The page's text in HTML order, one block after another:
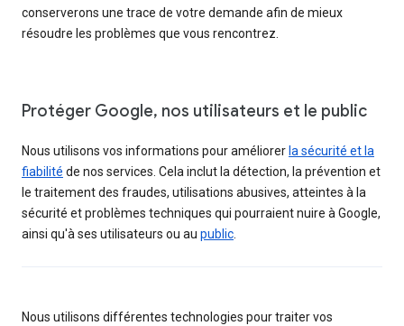
conserverons une trace de votre demande afin de mieux
résoudre les problèmes que vous rencontrez.
Protéger Google, nos utilisateurs et le public
Nous utilisons vos informations pour améliorer la sécurité et la
fiabilité de nos services. Cela inclut la détection, la prévention et
le traitement des fraudes, utilisations abusives, atteintes à la
sécurité et problèmes techniques qui pourraient nuire à Google,
ainsi qu'à ses utilisateurs ou au public
Nous utilisons différentes technologies pour traiter vos